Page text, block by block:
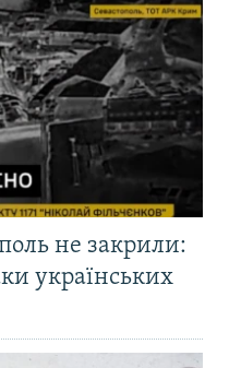
не закрили:
українських